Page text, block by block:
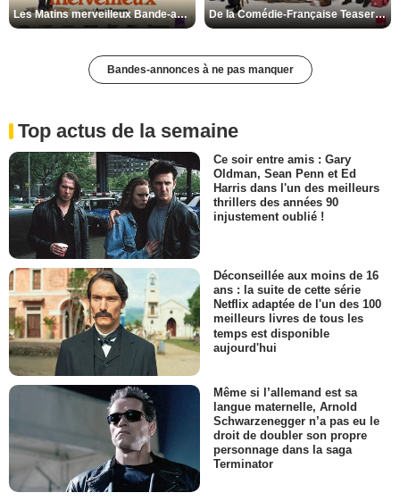
Les Matins merveilleux Bande-annonce VF De la Comédie-Française Teaser VF
Bandes-annonces à ne pas manquer
Top actus de la semaine
Ce soir entre amis : Gary
Oldman, Sean Penn et Ed
Harris dans l'un des meilleurs
thrillers des années 90
injustement oublié !
Déconseillée aux moins de 16
ans : la suite de cette série
Netflix adaptée de l'un des 100
meilleurs livres de tous les
temps est disponible
aujourd'hui
Même si l’allemand est sa
langue maternelle, Arnold
Schwarzenegger n’a pas eu le
droit de doubler son propre
personnage dans la saga
Terminator